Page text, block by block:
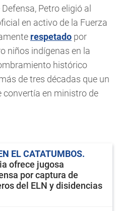
Petro eligió al
en activo de la Fuerza
respetado por
niños indígenas en la
histórico
de tres décadas que un
en ministro de
EL CATATUMBOS
ofrece jugosa
por captura de
del ELN y disidencias